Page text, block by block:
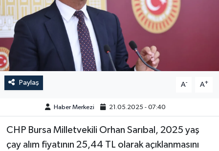
Paylaş A- A+
Haber Merkezi 21.05.2025 - 07:40
CHP Bursa Milletvekili Orhan Sarıbal, 2025 yaş
çay alım fiyatının 25,44 TL olarak açıklanmasını
GÜNDEM
HABERDE İNSAN
KÜLTÜR-SANAT
ÖZEL HABER